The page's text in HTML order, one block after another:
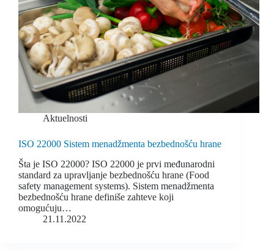
Aktuelnosti
ISO 22000 Sistem menadžmenta bezbednošću hrane
Šta je ISO 22000? ISO 22000 je prvi međunarodni
standard za upravljanje bezbednošću hrane (Food
safety management systems). Sistem menadžmenta
bezbednošću hrane definiše zahteve koji
omogućuju…
21.11.2022